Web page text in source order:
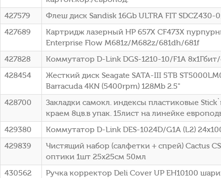
427579
Флеш диск Sandisk 16Gb ULTRA FIT SDCZ430-
427689
Картридж лазерный HP 657X CF473X
Enterprise Flow M681z/M682z/681dh/681f
427828
Коммутатор D-Link DGS-1210-10/F1A
428454
Жесткий диск Seagate SATA-III 5TB
Barracuda 4KN (5400rpm) 128Mb 2.5"
428700
Закладки самокл. индексы пластиковые
краем 8цв.в упак. 15лист на линейке
429380
Коммутатор D-Link DES-1024D/G1A (L2)
429839
Чистящий набор (салфетки + спрей) Cactus
оптики 1шт 25х25см 50мл
430562
Ручка корректор Deli Cover UP EH10100